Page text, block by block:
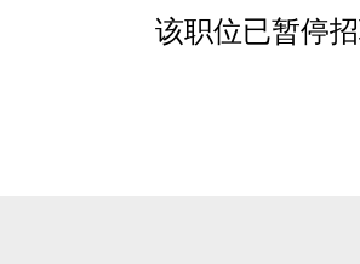
该职位已暂停